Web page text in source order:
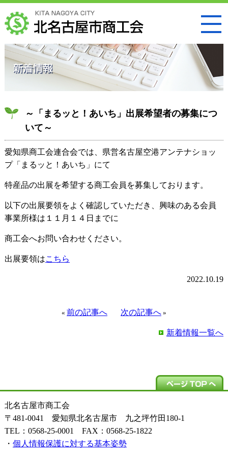
～「まるッと！あいち」出展希望者の募集につ
いて～
愛知県商工会連合会では、県営名古屋空港アンテナショッ
プ「まるッと！あいち」にて
特産品の出展を希望する商工会員を募集しております。
以下の出展要領をよく確認していただき、興味のある会員
事業所様は１１月１４日までに
商工会へお問い合わせください。
出展要領はこちら
2022.10.19
« 前の記事へ 次の記事へ»
新着情報一覧へ
北名古屋市商工会
〒481-0041 愛知県北名古屋市 九之坪竹田180-1
TEL：0568-25-0001 FAX：0568-25-1822
・ 個人情報保護に対する基本姿勢